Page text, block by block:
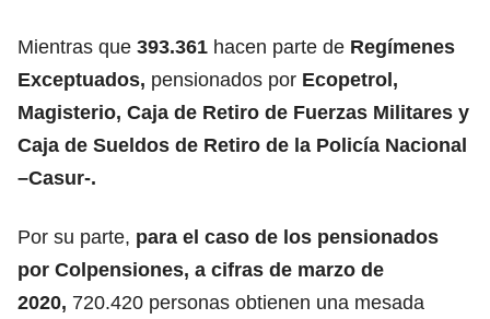
Mientras que 393.361 hacen parte de Regímenes
Exceptuados, pensionados por Ecopetrol,
Magisterio, Caja de Retiro de Fuerzas Militares y
Caja de Sueldos de Retiro de la Policía Nacional
–Casur-.
Por su parte, para el caso de los pensionados
por Colpensiones, a cifras de marzo de
2020, 720.420 personas obtienen una mesada